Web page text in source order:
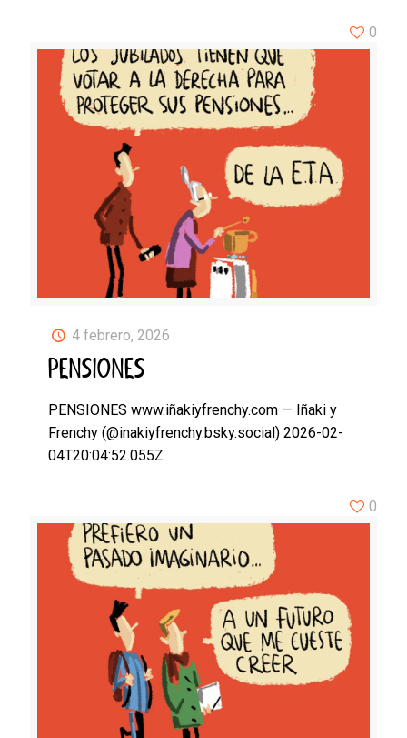
4 febrero, 2026
PENSIONES
PENSIONES www.iñakiyfrenchy.com — Iñaki y
Frenchy (@inakiyfrenchy.bsky.social) 2026-02-
04T20:04:52.055Z
0
0